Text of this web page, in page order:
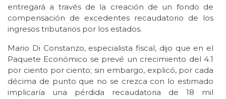
entregará a través de la creación de un fondo de
compensación de excedentes recaudatorio de los
ingresos tributarios por los estados.
Mario Di Constanzo, especialista fiscal, dijo que en el
Paquete Económico se prevé un crecimiento del 4.1
por ciento por ciento; sin embargo, explicó, por cada
décima de punto que no se crezca con lo estimado
implicaría una pérdida recaudatoria de 18 mil